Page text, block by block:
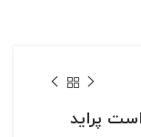
پراید